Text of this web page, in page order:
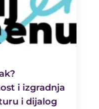
i izgradnja
i dijalog